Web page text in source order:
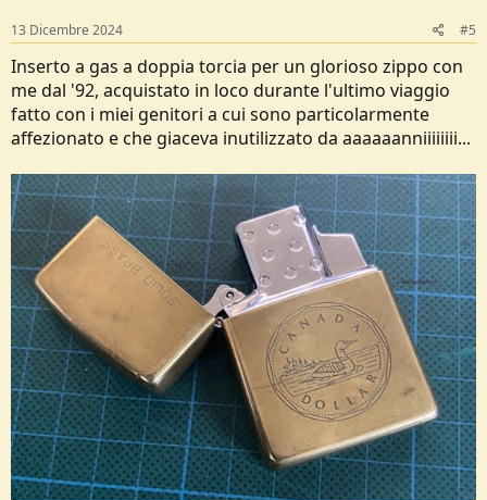
s
:
13 Dicembre 2024 #5
Inserto a gas a doppia torcia per un glorioso zippo con
me dal '92, acquistato in loco durante l'ultimo viaggio
fatto con i miei genitori a cui sono particolarmente
affezionato e che giaceva inutilizzato da aaaaaanniiiiiiii...